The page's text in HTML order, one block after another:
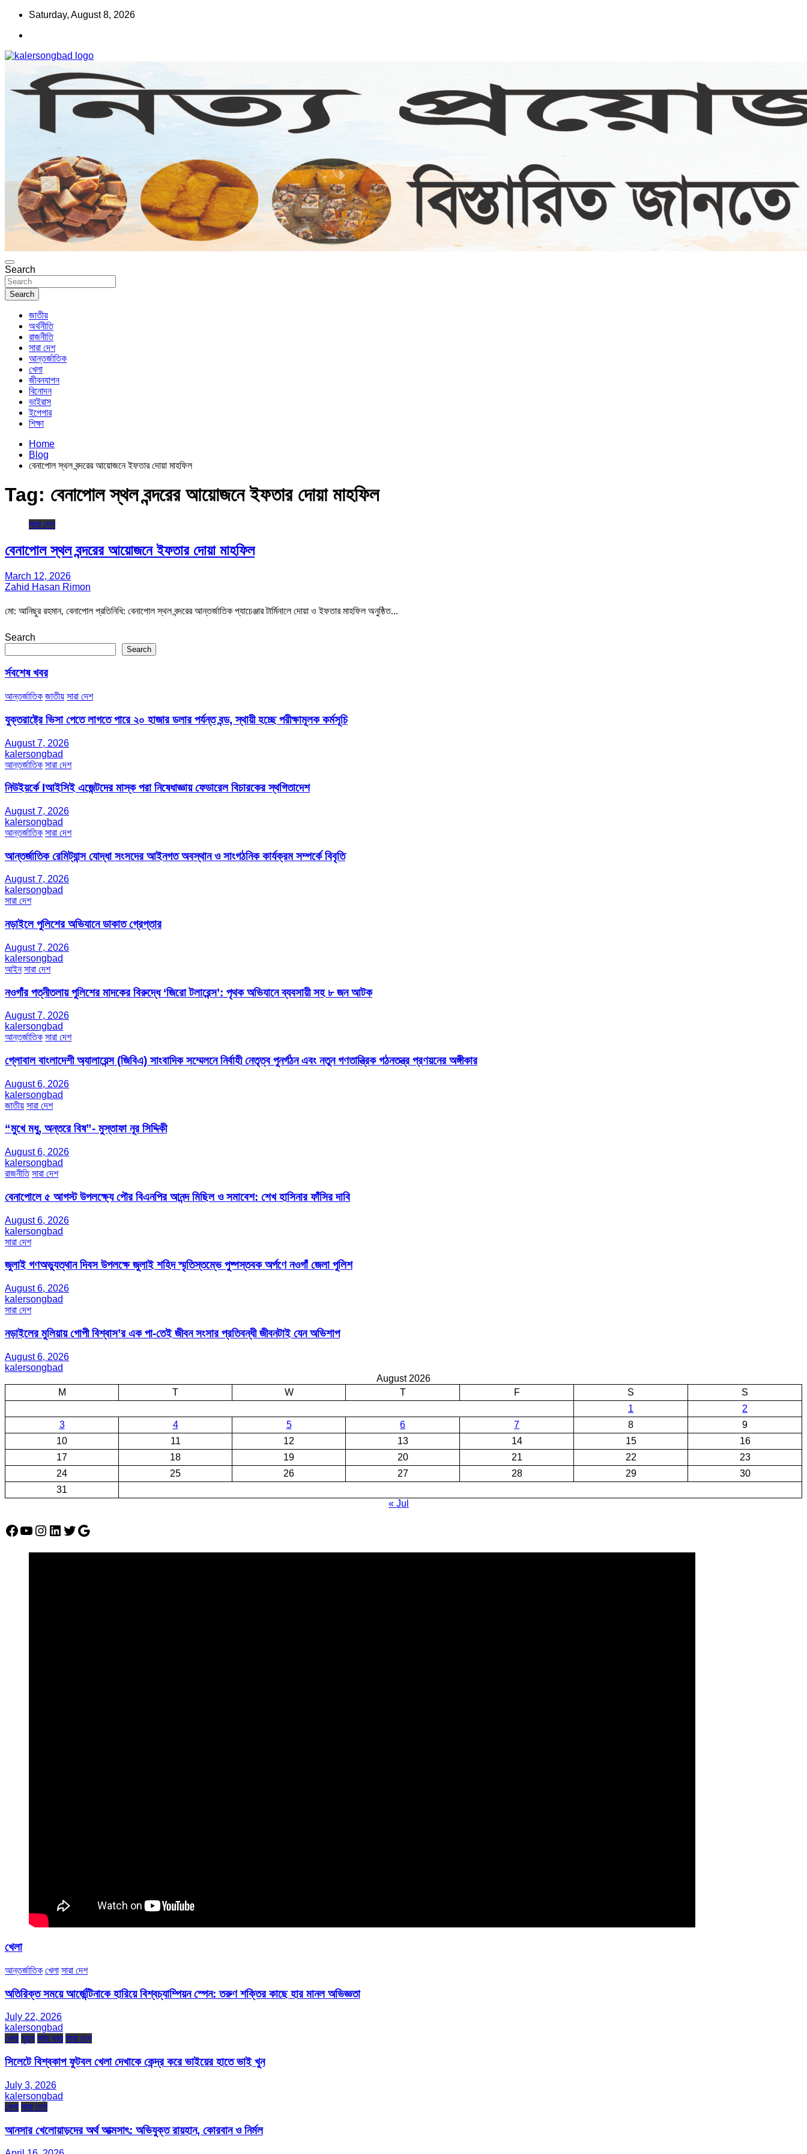
Skip
content
Saturday, August 8, 2026
কালের সংবাদ
www.kalersongbad.com
Search
Search
জাতীয়
অর্থনীতি
রাজনীতি
সারা দেশ
আন্তর্জাতিক
খেলা
জীবনযাপন
বিনোদন
ভাইরাস
ইপেপার
শিক্ষা
Home
Blog
বেনাপোল স্থল বন্দরের আয়োজনে ইফতার দোয়া মাহফিল
Tag: বেনাপোল স্থল বন্দরের আয়োজনে ইফতার দোয়া মাহফিল
সারা দেশ
বেনাপোল স্থল বন্দরের আয়োজনে ইফতার দোয়া মাহফিল
March 12, 2026
Zahid Hasan Rimon
মো: আনিছুর রহমান, বেনাপোল প্রতিনিধি: বেনাপোল স্থল বন্দরের আন্তর্জাতিক প্যাচেঞ্জার টার্মিনালে দোয়া ও ইফতার মাহফিল অনুষ্ঠিত…
Search
Search
র্সবশেষ খবর
আন্তর্জাতিক জাতীয় সারা দেশ
যুক্তরাষ্ট্রে ভিসা পেতে লাগতে পারে ২০ হাজার ডলার পর্যন্ত বন্ড, স্থায়ী হচ্ছে পরীক্ষামূলক কর্মসূচি
August 7, 2026
kalersongbad
আন্তর্জাতিক সারা দেশ
নিউইয়র্কে Iআইসিই এজেন্টদের মাস্ক পরা নিষেধাজ্ঞায় ফেডারেল বিচারকের স্থগিতাদেশ
August 7, 2026
kalersongbad
আন্তর্জাতিক সারা দেশ
আন্তর্জাতিক রেমিট্যান্স যোদ্ধা সংসদের আইনগত অবস্থান ও সাংগঠনিক কার্যক্রম সম্পর্কে বিবৃতি
August 7, 2026
kalersongbad
সারা দেশ
নড়াইলে পুলিশের অভিযানে ডাকাত গ্রেপ্তার
August 7, 2026
kalersongbad
আইন সারা দেশ
নওগাঁর পত্নীতলায় পুলিশের মাদকের বিরুদ্ধে ‘জিরো টলারেন্স’: পৃথক অভিযানে ব্যবসায়ী সহ ৮ জন আটক
August 7, 2026
kalersongbad
আন্তর্জাতিক সারা দেশ
গ্লোবাল বাংলাদেশী অ্যালায়েন্স (জিবিএ) সাংবাদিক সম্মেলনে নির্বাহী নেতৃত্ব পুনর্গঠন এবং নতুন গণতান্ত্রিক গঠনতন্ত্র প্রণয়নের অঙ্গীকার
August 6, 2026
kalersongbad
জাতীয় সারা দেশ
“মুখে মধু, অন্তরে বিষ”- মুস্তাফা নূর সিদ্দিকী
August 6, 2026
kalersongbad
রাজনীতি সারা দেশ
বেনাপোলে ৫ আগস্ট উপলক্ষ্যে পৌর বিএনপির আনন্দ মিছিল ও সমাবেশ: শেখ হাসিনার ফাঁসির দাবি
August 6, 2026
kalersongbad
সারা দেশ
জুলাই গণঅভ্যুত্থান দিবস উপলক্ষে জুলাই শহিদ স্মৃতিস্তম্ভে পুষ্পস্তবক অর্পণে নওগাঁ জেলা পুলিশ
August 6, 2026
kalersongbad
সারা দেশ
নড়াইলের মুলিয়ায় গোপী বিশ্বাস’র এক পা-তেই জীবন সংসার প্রতিবন্ধী জীবনটাই যেন অভিশাপ
August 6, 2026
kalersongbad
August 2026
M
T W T F S
S
1
2
3
4 5 6 7 8
9
10
11 12 13 14 15
16
17
18 19 20 21 22
23
24
25 26 27 28 29
30
31
« Jul
Facebook
YouTube
Instagram
LinkedIn
Twitter
Google
খেলা
আন্তর্জাতিক খেলা সারা দেশ
অতিরিক্ত সময়ে আর্জেন্টিনাকে হারিয়ে বিশ্বচ্যাম্পিয়ন স্পেন: তরুণ শক্তির কাছে হার মানল অভিজ্ঞতা
July 22, 2026
kalersongbad
খেলা মৃত্যু সারা খবর সারা দেশ
সিলেটে বিশ্বকাপ ফুটবল খেলা দেখাকে কেন্দ্র করে ভাইয়ের হাতে ভাই খুন
July 3, 2026
kalersongbad
খেলা সারা দেশ
আনসার খেলোয়াড়দের অর্থ আত্মসাৎ: অভিযুক্ত রায়হান, কোরবান ও নির্মল